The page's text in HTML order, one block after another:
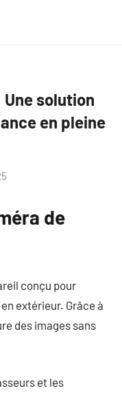
solution
en pleine
de
conçu pour
extérieur. Grâce à
des images sans
et les